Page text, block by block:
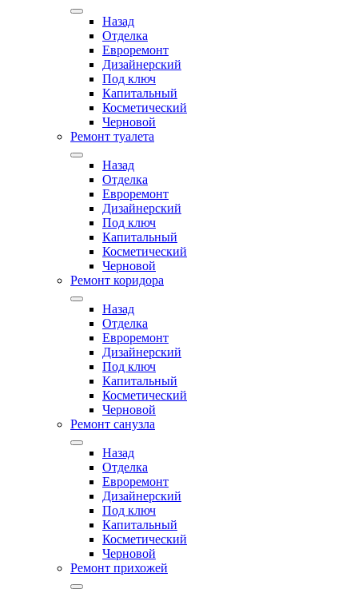
Назад
Отделка
Евроремонт
Дизайнерский
Под ключ
Капитальный
Косметический
Черновой
Ремонт туалета
Назад
Отделка
Евроремонт
Дизайнерский
Под ключ
Капитальный
Косметический
Черновой
Ремонт коридора
Назад
Отделка
Евроремонт
Дизайнерский
Под ключ
Капитальный
Косметический
Черновой
Ремонт санузла
Назад
Отделка
Евроремонт
Дизайнерский
Под ключ
Капитальный
Косметический
Черновой
Ремонт прихожей